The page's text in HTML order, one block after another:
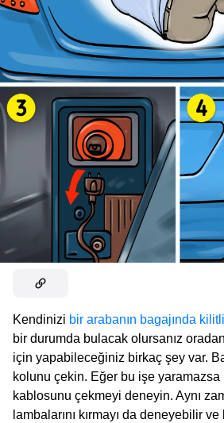
Kendinizi bir arabanın bagajında
bir durumda bulacak olursanız
için yapabileceğiniz birkaç şey var.
kolunu çekin. Eğer bu işe yaramazsa
kablosunu çekmeyi deneyin. Aynı
lambalarını kırmayı da deneyebilir